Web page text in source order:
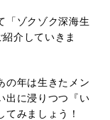
「ゾクゾク深海生
介していきま
の年は生きたメン
出に浸りつつ『い
てみましょう！